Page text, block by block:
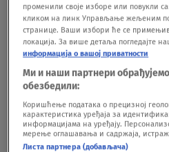
"Nismo mogli da
godine da ubica
HRONIKA20.01. 1
Oglas
променили своје изборе или повукли
кликом на линк Управљање жељеним
странице. Ваши избори ће се
локација. За више детаља погледајте
информација о вашој приватности
Ми и наши партнери
обезбедили:
Коришћење података о прецизној
карактеристика уређаја за
информацијама на уређају.
мерење оглашавања и садржаја,
Листа партнера (добављача)